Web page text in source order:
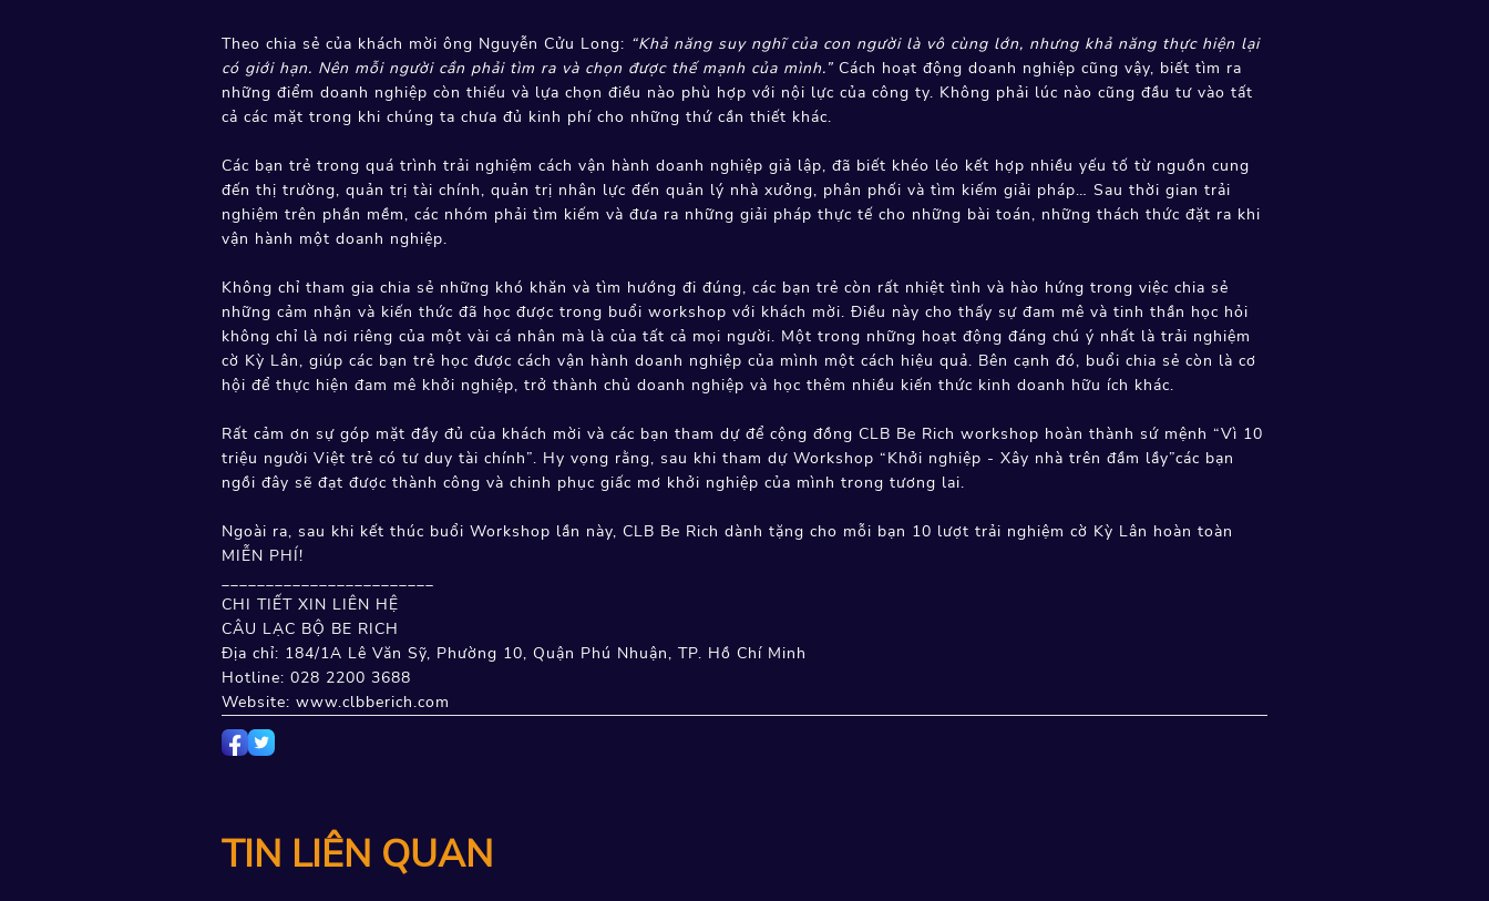
Theo chia sẻ của khách mời ông Nguyễn Cửu Long: “Khả năng suy nghĩ của con người là vô cùng lớn, nhưng khả năng thực hiện lại
có giới hạn. Nên mỗi người cần phải tìm ra và chọn được thế mạnh của mình.” Cách hoạt động doanh nghiệp cũng vậy, biết tìm ra
những điểm doanh nghiệp còn thiếu và lựa chọn điều nào phù hợp với nội lực của công ty. Không phải lúc nào cũng đầu tư vào tất
cả các mặt trong khi chúng ta chưa đủ kinh phí cho những thứ cần thiết khác.
Các bạn trẻ trong quá trình trải nghiệm cách vận hành doanh nghiệp giả lập, đã biết khéo léo kết hợp nhiều yếu tố từ nguồn cung
đến thị trường, quản trị tài chính, quản trị nhân lực đến quản lý nhà xưởng, phân phối và tìm kiếm giải pháp… Sau thời gian trải
nghiệm trên phần mềm, các nhóm phải tìm kiếm và đưa ra những giải pháp thực tế cho những bài toán, những thách thức đặt ra khi
vận hành một doanh nghiệp.
Không chỉ tham gia chia sẻ những khó khăn và tìm hướng đi đúng, các bạn trẻ còn rất nhiệt tình và hào hứng trong việc chia sẻ
những cảm nhận và kiến thức đã học được trong buổi workshop với khách mời. Điều này cho thấy sự đam mê và tinh thần học hỏi
không chỉ là nơi riêng của một vài cá nhân mà là của tất cả mọi người. Một trong những hoạt động đáng chú ý nhất là trải nghiệm
cờ Kỳ Lân, giúp các bạn trẻ học được cách vận hành doanh nghiệp của mình một cách hiệu quả. Bên cạnh đó, buổi chia sẻ còn là cơ
hội để thực hiện đam mê khởi nghiệp, trở thành chủ doanh nghiệp và học thêm nhiều kiến thức kinh doanh hữu ích khác.
Rất cảm ơn sự góp mặt đầy đủ của khách mời và các bạn tham dự để cộng đồng CLB Be Rich workshop hoàn thành sứ mệnh “Vì 10
triệu người Việt trẻ có tư duy tài chính”. Hy vọng rằng, sau khi tham dự Workshop “Khởi nghiệp - Xây nhà trên đầm lầy”các bạn
ngồi đây sẽ đạt được thành công và chinh phục giấc mơ khởi nghiệp của mình trong tương lai.
Ngoài ra, sau khi kết thúc buổi Workshop lần này, CLB Be Rich dành tặng cho mỗi bạn 10 lượt trải nghiệm cờ Kỳ Lân hoàn toàn
MIỄN PHÍ!
________________________
CHI TIẾT XIN LIÊN HỆ
CÂU LẠC BỘ BE RICH
Địa chỉ: 184/1A Lê Văn Sỹ, Phường 10, Quận Phú Nhuận, TP. Hồ Chí Minh
Hotline: 028 2200 3688
Website: www.clbberich.com
TIN LIÊN QUAN